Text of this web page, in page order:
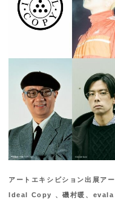
アートエキシビション出展アー
Ideal Copy 、磯村暖、evala